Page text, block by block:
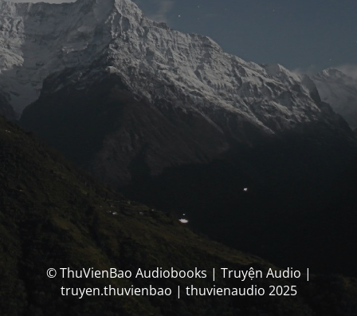
© ThuVienBao Audiobooks | Truyện Audio |
truyen.thuvienbao | thuvienaudio 2025